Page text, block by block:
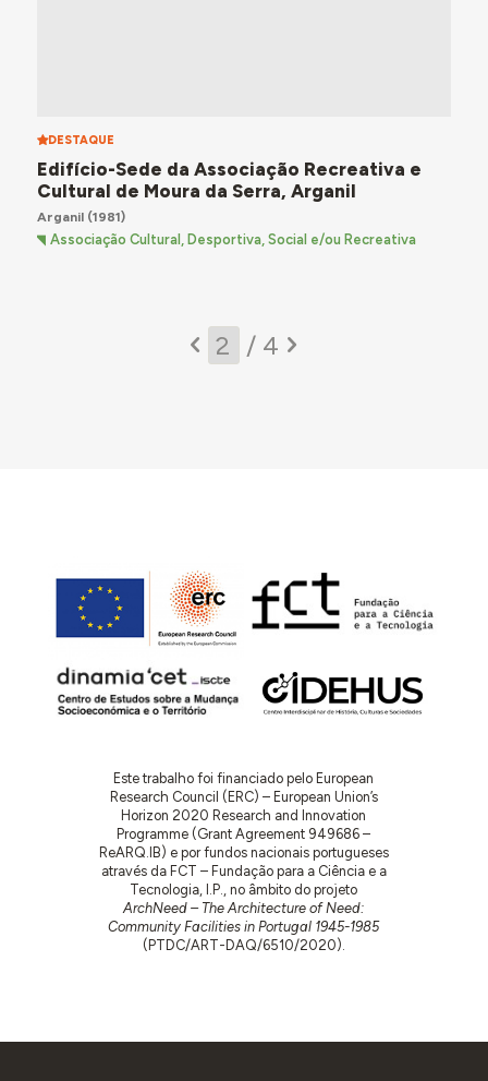
DESTAQUE
Edifício-Sede da Associação Recreativa e
Cultural de Moura da Serra, Arganil
Arganil(1981)
Associação Cultural, Desportiva, Social e/ou Recreativa
/ 4
Este trabalho foi financiado pelo European
Research Council (ERC) – European Union’s
Horizon 2020 Research and Innovation
Programme (Grant Agreement 949686 –
ReARQ.IB) e por fundos nacionais portugueses
através da FCT – Fundação para a Ciência e a
Tecnologia, I.P., no âmbito do projeto
ArchNeed – The Architecture of Need:
Community Facilities in Portugal 1945-1985
(PTDC/ART-DAQ/6510/2020).